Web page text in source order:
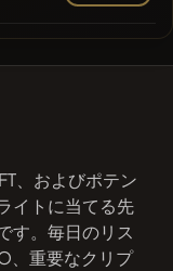
、およびポテン
イトに当てる先
す。毎日のリス
、重要なクリプ